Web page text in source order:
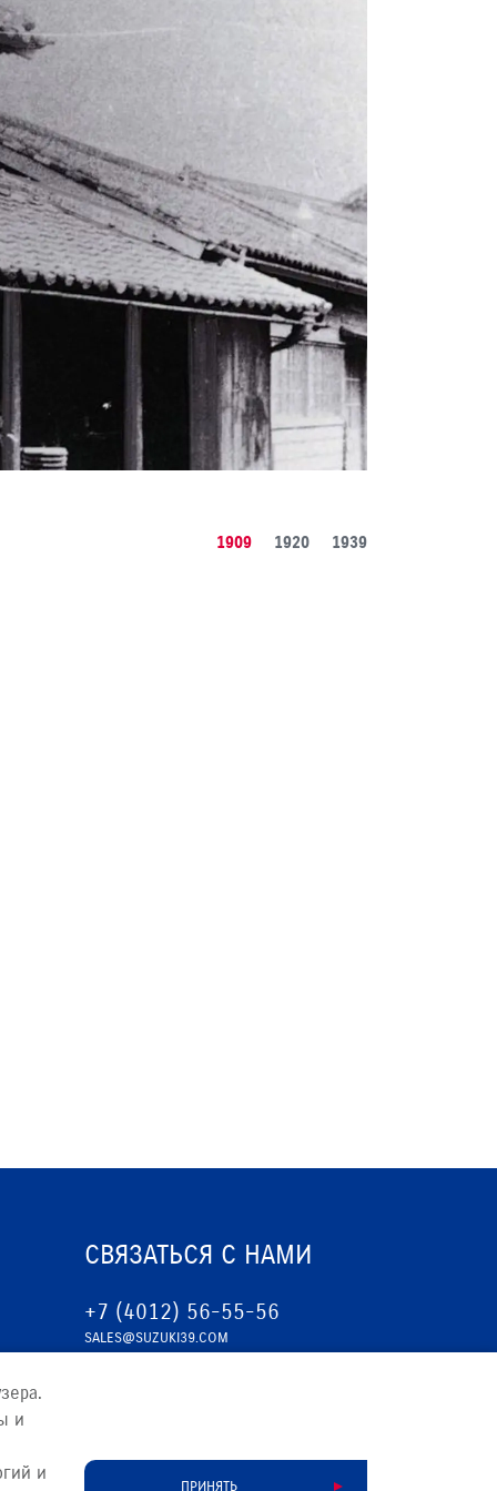
КАМПАНИИ
1909 1920 1939
СВЯЗАТЬСЯ С НАМИ
+7 (4012) 56-55-56
SALES@SUZUKI39.COM
и
и
ПРИНЯТЬ